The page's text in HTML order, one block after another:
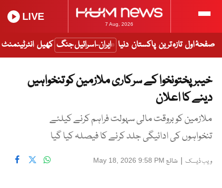
7 Aug, 2026
LIVE
صفحۂ اول تازہ ترین پاکستان دنیا ایران-اسرائیل جنگ کھیل انٹرٹینمنٹ
خیبر پختونخوا کے سرکاری ملازمین کو تنخواہیں
دینے کا اعلان
ملازمین کو بروقت مالی سہولت فراہم کرنے کیلئے
تنخواہوں کی ادائیگی جلد کرنے کا فیصلہ کیا گیا
ویب ڈیسک | شائع May 18, 2026 9:58 PM